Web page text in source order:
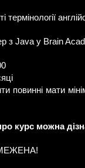
термінології
з Java у Brain
повинні мати
курс можна